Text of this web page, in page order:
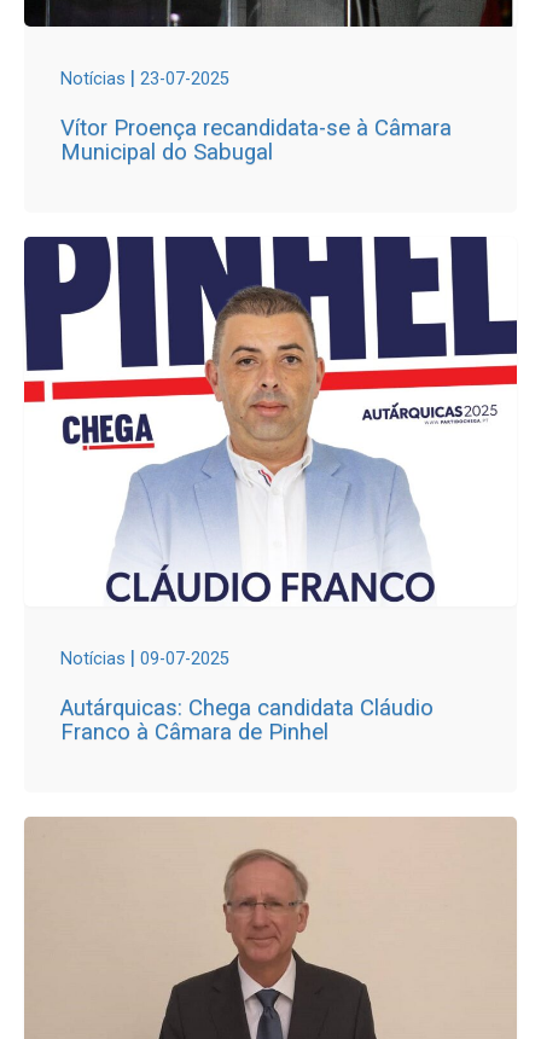
Notícias | 23-07-2025
Vítor Proença recandidata-se à Câmara
Municipal do Sabugal
Notícias | 09-07-2025
Autárquicas: Chega candidata Cláudio
Franco à Câmara de Pinhel